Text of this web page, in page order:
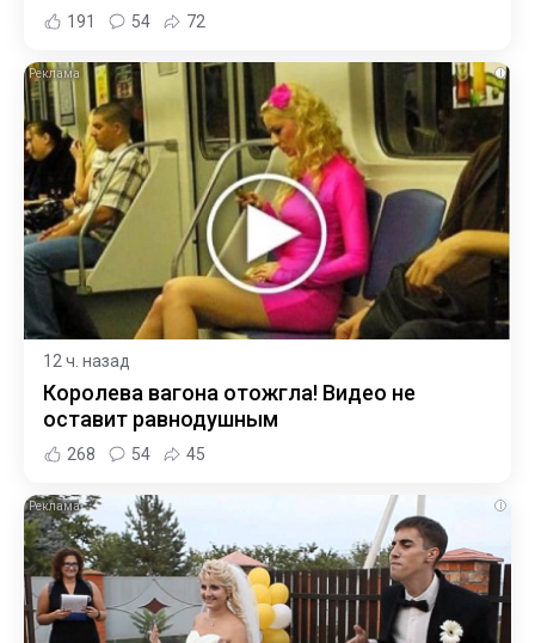
191 54 72
i
12 ч. назад
Королева вагона отожгла! Видео не
оставит равнодушным
268 54 45
i